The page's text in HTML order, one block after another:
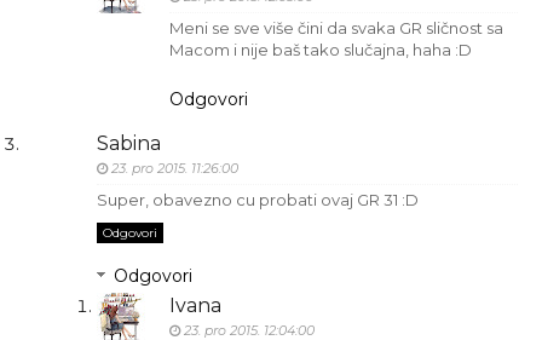
Meni se sve više čini da svaka GR sličnost sa
Macom i nije baš tako slučajna, haha :D
Odgovori
Sabina
23. pro 2015. 11:26:00
Super, obavezno cu probati ovaj GR 31 :D
Odgovori
Odgovori
Ivana
23. pro 2015. 12:04:00